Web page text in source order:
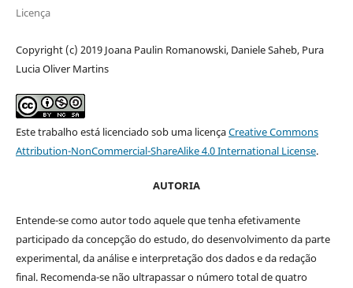
Licença
Copyright (c) 2019 Joana Paulin Romanowski, Daniele Saheb, Pura
Lucia Oliver Martins
Este trabalho está licenciado sob uma licençaCreative Commons
Attribution-NonCommercial-ShareAlike 4.0 International License.
AUTORIA
Entende-se como autor todo aquele que tenha efetivamente
participado da concepção do estudo, do desenvolvimento da parte
experimental, da análise e interpretação dos dados e da redação
final. Recomenda-se não ultrapassar o número total de quatro